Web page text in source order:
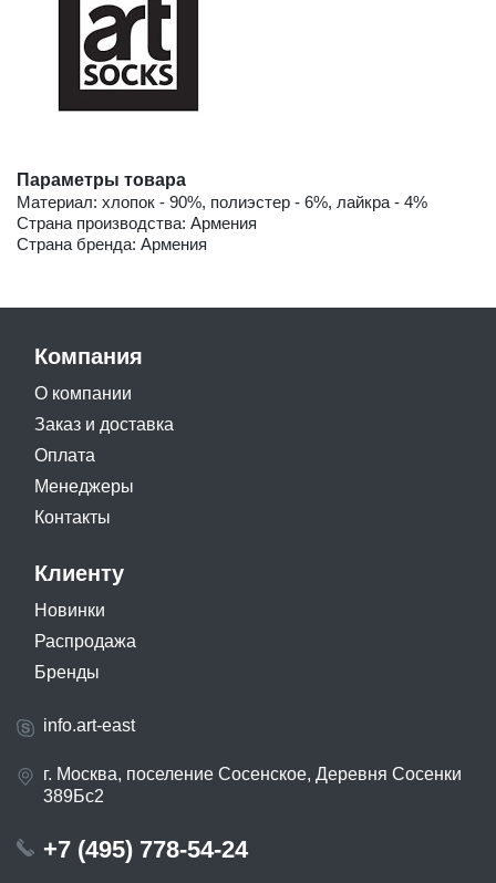
Параметры товара
Материал: хлопок - 90%, полиэстер - 6%, лайкра - 4%
Страна производства: Армения
Страна бренда: Армения
Компания
О компании
Заказ и доставка
Оплата
Менеджеры
Контакты
Клиенту
Новинки
Распродажа
Бренды
info.art-east
г. Москва, поселение Сосенское, Деревня Сосенки
389Бс2
+7 (495) 778-54-24